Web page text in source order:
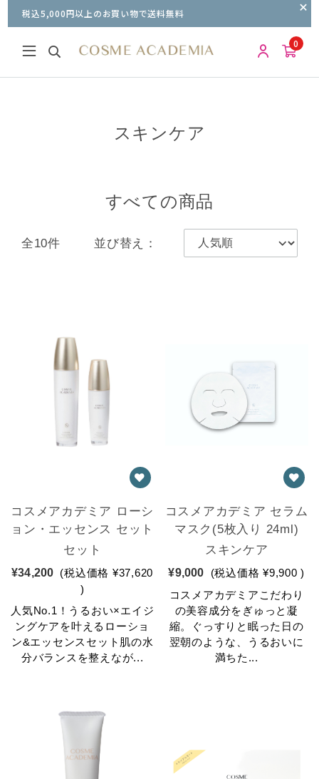
税込5,000円以上のお買い物で送料無料
0
スキンケア
すべての商品
全10件 並び替え：
コスメアカデミア ローシ
ョン・エッセンス セット
セット
¥34,200 (税込価格 ¥37,620
)
人気No.1！うるおい×エイジ
ングケアを叶えるローショ
ン&エッセンスセット肌の水
分バランスを整えなが...
コスメアカデミア セラム
マスク(5枚入り 24ml)
スキンケア
¥9,000 (税込価格 ¥9,900 )
コスメアカデミアこだわり
の美容成分をぎゅっと凝
縮。ぐっすりと眠った日の
翌朝のような、うるおいに
満ちた...